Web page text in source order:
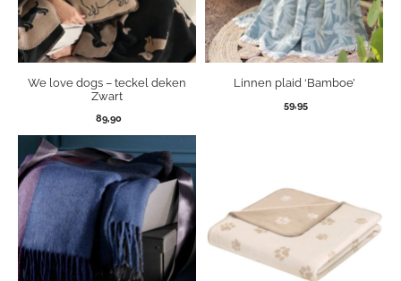
We love dogs – teckel deken
Zwart
89,90
Linnen plaid ‘Bamboe’
59,95